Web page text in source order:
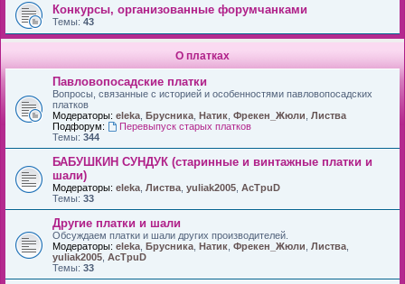
Конкурсы, организованные форумчанками
Темы: 43
О платках
Павловопосадские платки
Вопросы, связанные с историей и особенностями павловопосадских
платков
Модераторы: eleka Брусника Натик Фрекен_Жюли Листва
Подфорум:
Перевыпуск старых платков
Темы: 344
БАБУШКИН СУНДУК (старинные и винтажные платки и
шали)
Модераторы: eleka Листва yuliak2005 AcTpuD
Темы: 33
Другие платки и шали
Обсуждаем платки и шали других производителей.
Модераторы: eleka Брусника Натик Фрекен_Жюли Листва
yuliak2005 AcTpuD
Темы: 33